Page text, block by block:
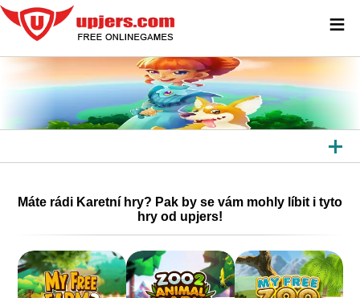
PROHLÍŽEČOVÉ HRY
APLIKACE
Máte rádi Karetní hry? Pak by se vám mohly líbit i tyto
hry od upjers!
≡